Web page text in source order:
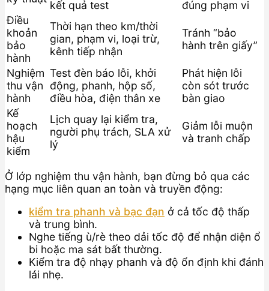
kết quả test
đúng phạm vi
Điều
khoản
bảo
hành
Thời hạn theo km/thời
gian, phạm vi, loại trừ,
kênh tiếp nhận
Tránh “bảo
hành trên giấy”
Nghiệm
thu vận
hành
Test đèn báo lỗi, khởi
động, phanh, hộp số,
điều hòa, điện thân xe
Phát hiện lỗi
còn sót trước
bàn giao
Kế
hoạch
hậu
kiểm
Lịch quay lại kiểm tra,
người phụ trách, SLA xử
lý
Giảm lỗi muộn
và tranh chấp
Ở lớp nghiệm thu vận hành, bạn đừng bỏ qua các
hạng mục liên quan an toàn và truyền động:
kiểm tra phanh và bạc đạn ở cả tốc độ thấp
và trung bình.
Nghe tiếng ù/rè theo dải tốc độ để nhận diện ổ
bi hoặc ma sát bất thường.
Kiểm tra độ nhạy phanh và độ ổn định khi đánh
lái nhẹ.